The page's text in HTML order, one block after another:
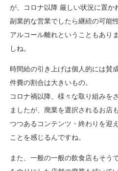
が、コロナ以降 厳しい状況に置か
副業的な営業でしたら継続の可能
アルコール離れということもあり
しね。
時間給の引き上げは個人的には賛
件費の割合は大きいもの。
コロナ禍以降、様々な取り組みを
ましたが、廃業を選択されるお店
つつあるコンテンツ・終わりを迎
ことを感じるんですね。
また、一般の一般の飲食店もそう